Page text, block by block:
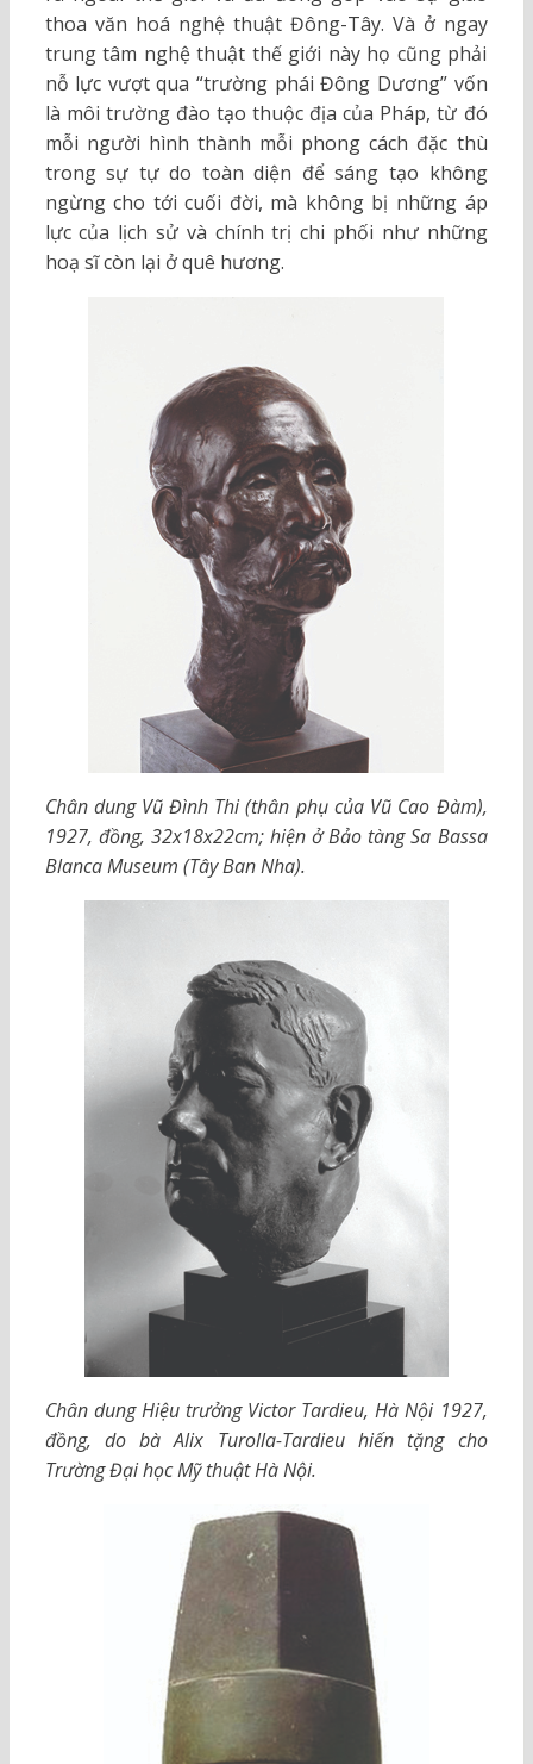
thoa văn hoá nghệ thuật Đông-Tây. Và ở ngay
trung tâm nghệ thuật thế giới này họ cũng phải
nỗ lực vượt qua “trường phái Đông Dương” vốn
là môi trường đào tạo thuộc địa của Pháp, từ đó
mỗi người hình thành mỗi phong cách đặc thù
trong sự tự do toàn diện để sáng tạo không
ngừng cho tới cuối đời, mà không bị những áp
lực của lịch sử và chính trị chi phối như những
hoạ sĩ còn lại ở quê hương.
Chân dung Vũ Đình Thi (thân phụ của Vũ Cao Đàm),
1927, đồng, 32x18x22cm; hiện ở Bảo tàng Sa Bassa
Blanca Museum (Tây Ban Nha).
Chân dung Hiệu trưởng Victor Tardieu, Hà Nội 1927,
đồng, do bà Alix Turolla-Tardieu hiến tặng cho
Trường Đại học Mỹ thuật Hà Nội.